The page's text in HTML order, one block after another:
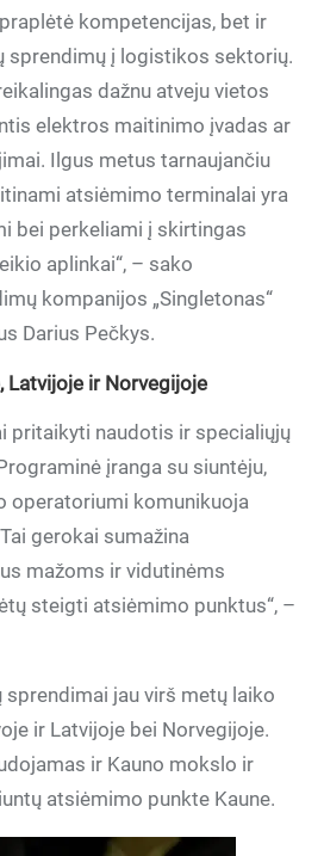
kompetencijas, bet ir
sprendimų į logistikos sektorių.
dažnu atveju vietos
elektros maitinimo įvadas ar
Ilgus metus tarnaujančiu
atsiėmimo terminalai yra
bei perkeliami į skirtingas
aplinkai“, – sako
kompanijos „Singletonas“
Darius Pečkys.
Latvijoje ir Norvegijoje
pritaikyti naudotis ir specialiųjų
įranga su siuntėju,
operatoriumi komunikuoja
gerokai sumažina
mažoms ir vidutinėms
steigti atsiėmimo punktus“, –
jau virš metų laiko
ir Latvijoje bei Norvegijoje.
ir Kauno mokslo ir
atsiėmimo punkte Kaune.